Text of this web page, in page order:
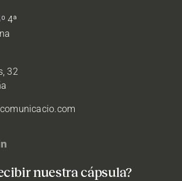
4ª
32
nuestra cápsula?